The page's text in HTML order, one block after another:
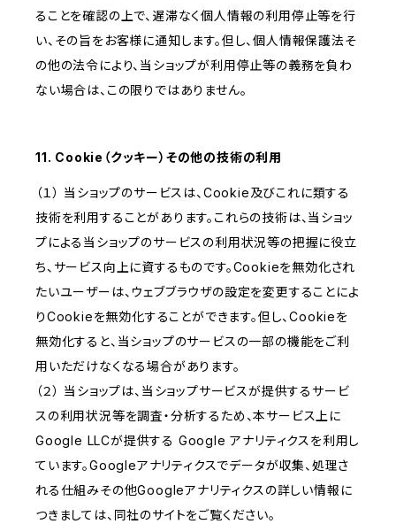
ることを確認の上で、遅滞なく個人情報の利用停止等を行
い、その旨をお客様に通知します。但し、個人情報保護法そ
の他の法令により、当ショップが利用停止等の義務を負わ
ない場合は、この限りではありません。
11. Cookie（クッキー）その他の技術の利用
（１） 当ショップのサービスは、Cookie及びこれに類する
技術を利用することがあります。これらの技術は、当ショッ
プによる当ショップのサービスの利用状況等の把握に役立
ち、サービス向上に資するものです。Cookieを無効化され
たいユーザーは、ウェブブラウザの設定を変更することによ
りCookieを無効化することができます。但し、Cookieを
無効化すると、当ショップのサービスの一部の機能をご利
用いただけなくなる場合があります。
（２） 当ショップは、当ショップサービスが提供するサービ
スの利用状況等を調査・分析するため、本サービス上に
Google LLCが提供する Google アナリティクスを利用し
ています。Googleアナリティクスでデータが収集、処理さ
れる仕組みその他Googleアナリティクスの詳しい情報に
つきましては、同社のサイトをご覧ください。